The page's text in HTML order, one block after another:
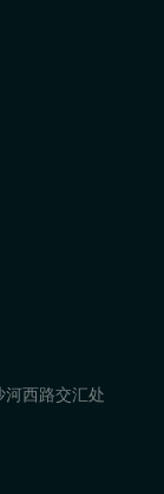
西路交汇处